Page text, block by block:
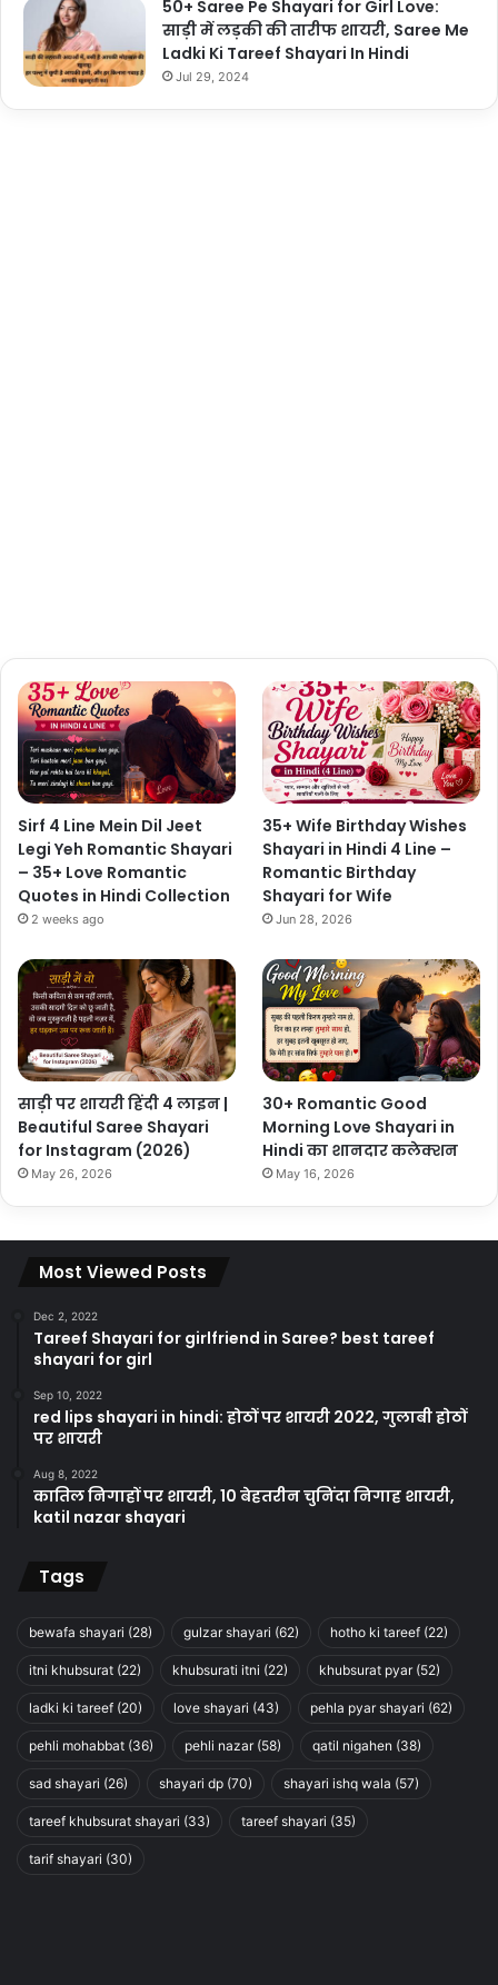
50+ Saree Pe Shayari for Girl Love:
साड़ी में लड़की की तारीफ शायरी, Saree Me
Ladki Ki Tareef Shayari In Hindi
Jul 29, 2024
Sirf 4 Line Mein Dil Jeet
Legi Yeh Romantic Shayari
– 35+ Love Romantic
Quotes in Hindi Collection
2 weeks ago
35+ Wife Birthday Wishes
Shayari in Hindi 4 Line –
Romantic Birthday
Shayari for Wife
Jun 28, 2026
साड़ी पर शायरी हिंदी 4 लाइन |
Beautiful Saree Shayari
for Instagram (2026)
May 26, 2026
30+ Romantic Good
Morning Love Shayari in
Hindi का शानदार कलेक्शन
May 16, 2026
Most Viewed Posts
Dec 2, 2022
Tareef Shayari for girlfriend in Saree? best tareef
shayari for girl
Sep 10, 2022
red lips shayari in hindi: होठों पर शायरी 2022, गुलाबी होठों
पर शायरी
Aug 8, 2022
कातिल निगाहों पर शायरी, 10 बेहतरीन चुनिंदा निगाह शायरी,
katil nazar shayari
Tags
bewafa shayari (28) gulzar shayari (62) hotho ki tareef (22)
itni khubsurat (22) khubsurati itni (22) khubsurat pyar(52)
ladki ki tareef (20) love shayari (43) pehla pyar shayari (62)
pehli mohabbat (36) pehli nazar(58) qatil nigahen (38)
sad shayari (26) shayari dp (70) shayari ishq wala (57)
tareef khubsurat shayari (33) tareef shayari (35)
tarif shayari (30)